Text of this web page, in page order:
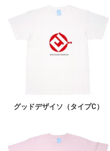
グッドデザイソ（タイプC）